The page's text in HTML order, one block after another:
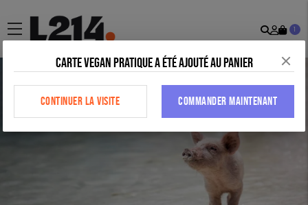
menu
Mon
1
Carte vegan pratique a été ajouté au panier
CONTINUER LA VISITE COMMANDER MAINTENANT